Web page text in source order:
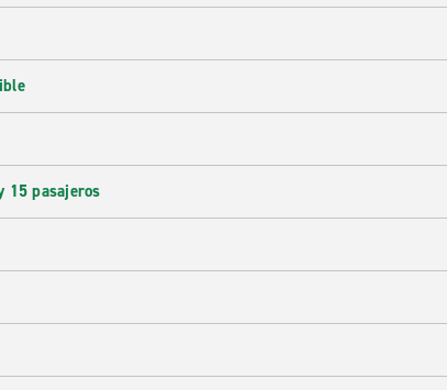
15 pasajeros